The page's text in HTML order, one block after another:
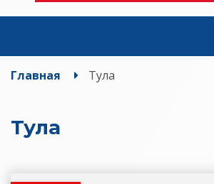
Главная Тула
Тула